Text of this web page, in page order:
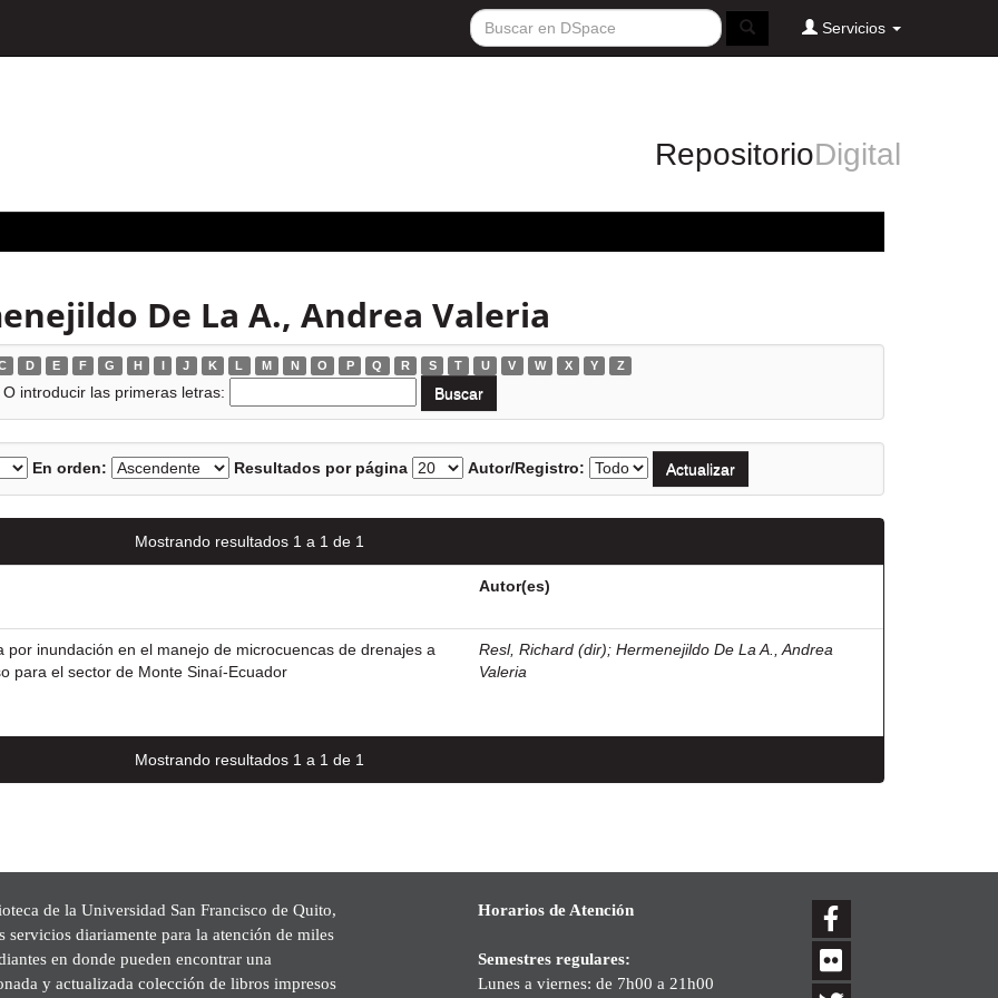
Servicios
RepositorioDigital
De La A., Andrea Valeria
D E F G H I J K L M N O P Q R S T U V W X Y Z
O introducir las primeras letras:
En orden: Resultados por página Autor/Registro:
Mostrando resultados 1 a 1 de 1
Autor(es)
por inundación en el manejo de microcuencas de drenajes a
para el sector de Monte Sinaí-Ecuador
Resl, Richard (dir); Hermenejildo De La A., Andrea
Valeria
Mostrando resultados 1 a 1 de 1
de la Universidad San Francisco de Quito,
servicios diariamente para la atención de miles
en donde pueden encontrar una
y actualizada colección de libros impresos
Horarios de Atención
Semestres regulares:
Lunes a viernes: de 7h00 a 21h00